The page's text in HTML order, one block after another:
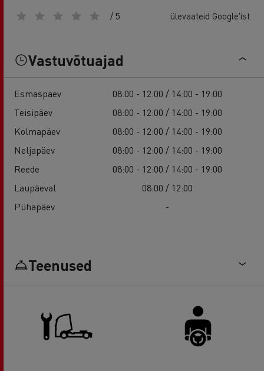
/ 5 ülevaateid Google'ist
Vastuvõtuajad
Esmaspäev
08:00 - 12:00 / 14:00 - 19:00
Teisipäev
08:00 - 12:00 / 14:00 - 19:00
Kolmapäev
08:00 - 12:00 / 14:00 - 19:00
Neljapäev
08:00 - 12:00 / 14:00 - 19:00
Reede
08:00 - 12:00 / 14:00 - 19:00
Laupäeval
08:00 / 12:00
Pühapäev
-
Teenused